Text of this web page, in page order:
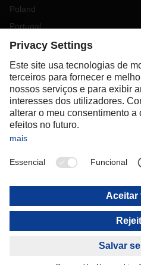
Poland
Portugal
Romania
Slovakia
Spain
Sweden
Switzerland(DE FR)
Turkey
OCEANIA